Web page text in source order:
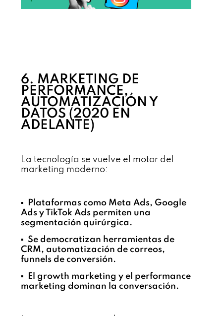
6. MARKETING DE
PERFORMANCE,
AUTOMATIZACIÓN Y
DATOS (2020 EN
ADELANTE)
La tecnología se vuelve el motor del
marketing moderno:
▪️ Plataformas como Meta Ads, Google
Ads y TikTok Ads permiten una
segmentación quirúrgica.
▪️ Se democratizan herramientas de
CRM, automatización de correos,
funnels de conversión.
▪️ El growth marketing y el performance
marketing dominan la conversación.